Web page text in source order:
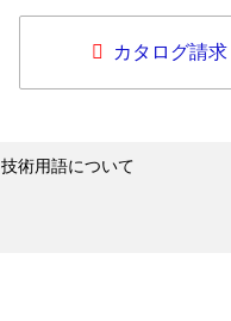
カタログ請求
技術用語について